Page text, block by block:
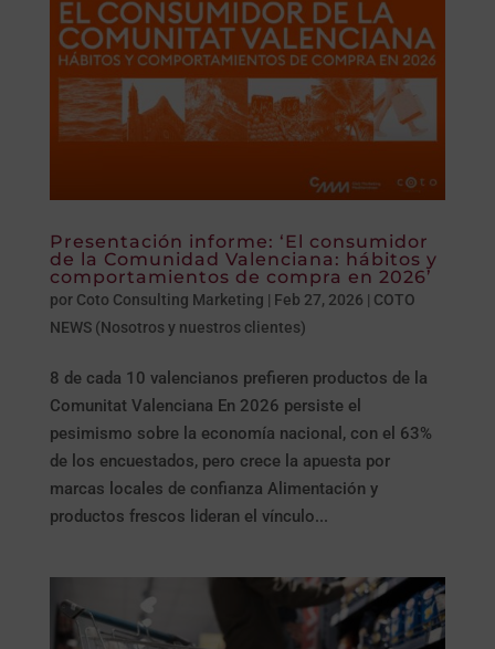
Presentación informe: ‘El consumidor
de la Comunidad Valenciana: hábitos y
comportamientos de compra en 2026’
por Coto Consulting Marketing | Feb 27, 2026 | COTO
NEWS (Nosotros y nuestros clientes)
8 de cada 10 valencianos prefieren productos de la
Comunitat Valenciana En 2026 persiste el
pesimismo sobre la economía nacional, con el 63%
de los encuestados, pero crece la apuesta por
marcas locales de confianza Alimentación y
productos frescos lideran el vínculo...